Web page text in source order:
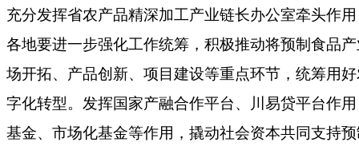
充分发挥省农产品精深加工产业链长办公室牵头作
各地要进一步强化工作统筹，积极推动将预制食品
场开拓、产品创新、项目建设等重点环节，统筹用
字化转型。发挥国家产融合作平台、川易贷平台作
基金、市场化基金等作用，撬动社会资本共同支持